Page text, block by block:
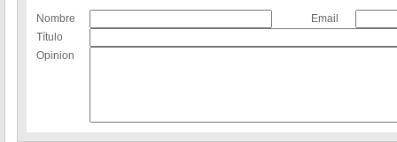
Nombre
Email
Título
Opinion